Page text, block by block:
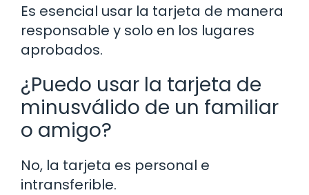
Es esencial usar la tarjeta de manera
responsable y solo en los lugares
aprobados.
¿Puedo usar la tarjeta de
minusválido de un familiar
o amigo?
No, la tarjeta es personal e
intransferible.